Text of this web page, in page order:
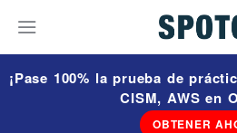
¡Pase 100% la prueba de
CISM, AWS en
OBTENER